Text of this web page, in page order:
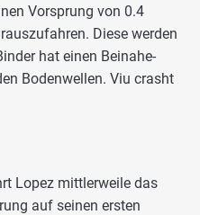
Vorsprung von 0.4
Diese werden
hat einen Beinahe-
Bodenwellen. Viu crasht
Lopez mittlerweile das
auf seinen ersten